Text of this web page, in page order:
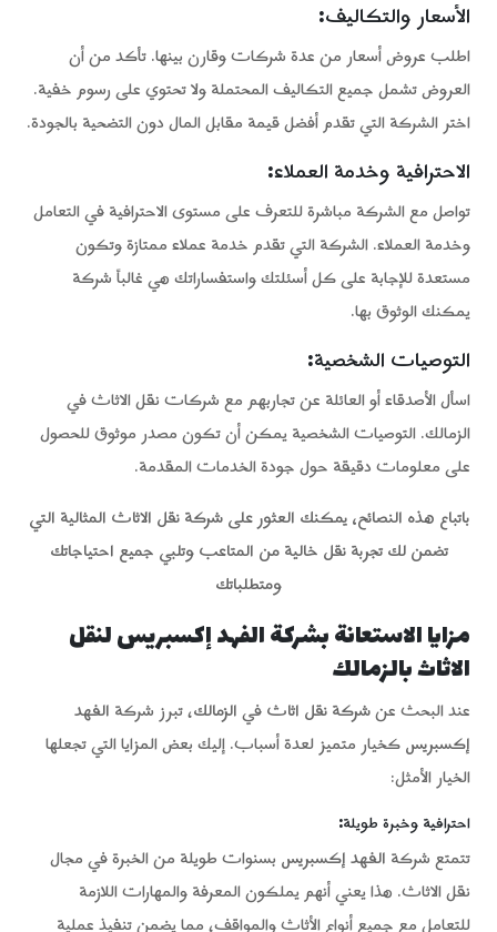
الأسعار والتكاليف:
اطلب عروض أسعار من عدة شركات وقارن بينها. تأكد من أن
العروض تشمل جميع التكاليف المحتملة ولا تحتوي على رسوم خفية.
اختر الشركة التي تقدم أفضل قيمة مقابل المال دون التضحية بالجودة.
الاحترافية وخدمة العملاء:
تواصل مع الشركة مباشرة للتعرف على مستوى الاحترافية في التعامل
وخدمة العملاء. الشركة التي تقدم خدمة عملاء ممتازة وتكون
مستعدة للإجابة على كل أسئلتك واستفساراتك هي غالباً شركة
يمكنك الوثوق بها.
التوصيات الشخصية:
اسأل الأصدقاء أو العائلة عن تجاربهم مع شركات نقل الاثاث في
الزمالك. التوصيات الشخصية يمكن أن تكون مصدر موثوق للحصول
على معلومات دقيقة حول جودة الخدمات المقدمة.
باتباع هذه النصائح، يمكنك العثور على شركة نقل الاثاث المثالية التي
تضمن لك تجربة نقل خالية من المتاعب وتلبي جميع احتياجاتك
ومتطلباتك
مزايا الاستعانة بشركة الفهد إكسبريس لنقل
الاثاث بالزمالك
عند البحث عنشركة نقل اثاثفيالزمالك، تبرز شركةالفهد
إكسبريسكخيار متميز لعدة أسباب. إليك بعض المزايا التي تجعلها
الخيار الأمثل:
احترافية وخبرة طويلة:
تتمتع شركةالفهد إكسبريسبسنوات طويلة من الخبرة في مجال
نقل الاثاث. هذا يعني أنهم يملكون المعرفة والمهارات اللازمة